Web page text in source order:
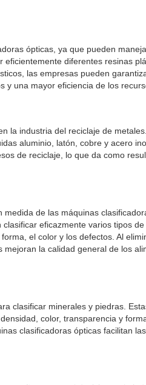
ópticas, ya que pueden
eficientemente diferentes resinas
las empresas pueden
y una mayor eficiencia de los
la industria del reciclaje de
aluminio, latón, cobre y acero
de reciclaje, lo que da como
de las máquinas
eficazmente varios tipos de
el color y los defectos. Al
la calidad general de los
clasificar minerales y piedras.
color, transparencia y
clasificadoras ópticas facilitan